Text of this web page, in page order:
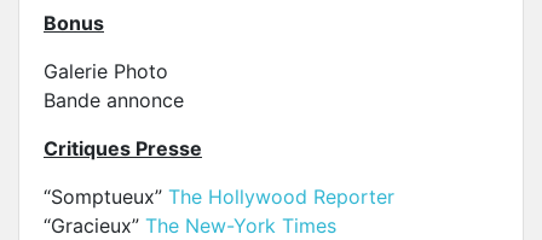
Bonus
Galerie Photo
Bande annonce
Critiques Presse
“Somptueux” The Hollywood Reporter
“Gracieux” The New-York Times